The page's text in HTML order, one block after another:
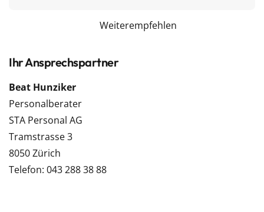
Weiterempfehlen
Ihr Ansprechspartner
Beat Hunziker
Personalberater
STA Personal AG
Tramstrasse 3
8050 Zürich
Telefon: 043 288 38 88